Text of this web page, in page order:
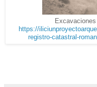
https://
registro-catastral-